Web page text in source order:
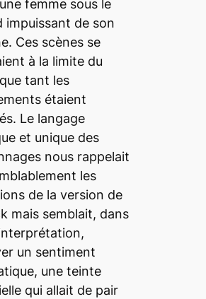
femme sous le
impuissant de son
Ces scènes se
à la limite du
tant les
étaient
Le langage
et unique des
nous rappelait
les
de la version de
mais semblait, dans
un sentiment
une teinte
qui allait de pair